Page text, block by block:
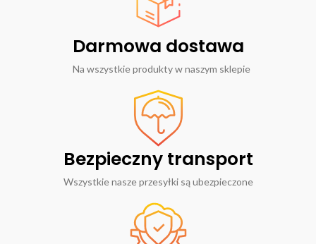
Darmowa dostawa
Na wszystkie produkty w naszym sklepie
Bezpieczny transport
Wszystkie nasze przesyłki są ubezpieczone